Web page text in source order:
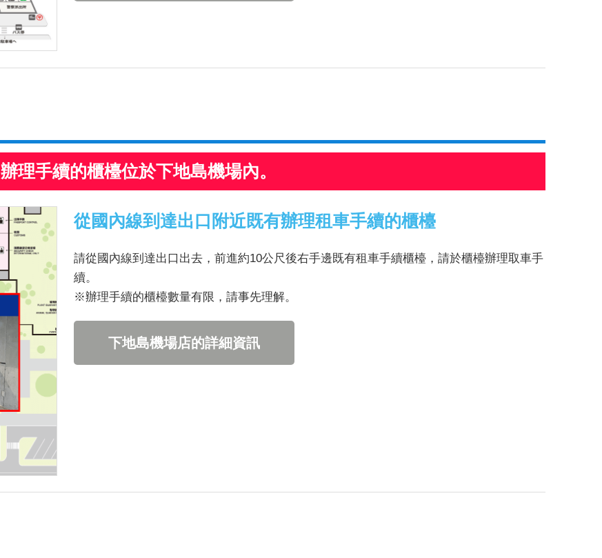
辦理手續的櫃檯位於下地島機場內。
從國內線到達出口附近既有辦理租車手續的櫃檯
請從國內線到達出口出去，前進約10公尺後右手邊既有租車手續櫃檯，請於櫃檯辦理取車手
續。
※辦理手續的櫃檯數量有限，請事先理解。
下地島機場店的詳細資訊